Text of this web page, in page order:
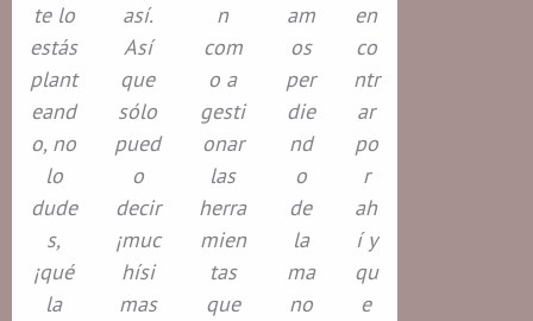
te lo
estás
plant
eand
o, no
lo
dude
s,
¡qué
la
así.
Así
que
sólo
pued
o
decir
¡muc
hísi
mas
n
com
o a
gesti
onar
las
herra
mien
tas
que
am
os
per
die
nd
o
de
la
ma
no
en
co
ntr
ar
po
r
ah
í y
qu
e